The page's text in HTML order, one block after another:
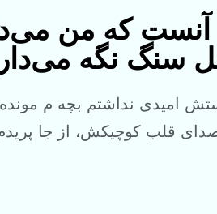
آنست که من
سنگ نگه
امیدی نداشتم بچه م
قلب کوچیکش، از جا